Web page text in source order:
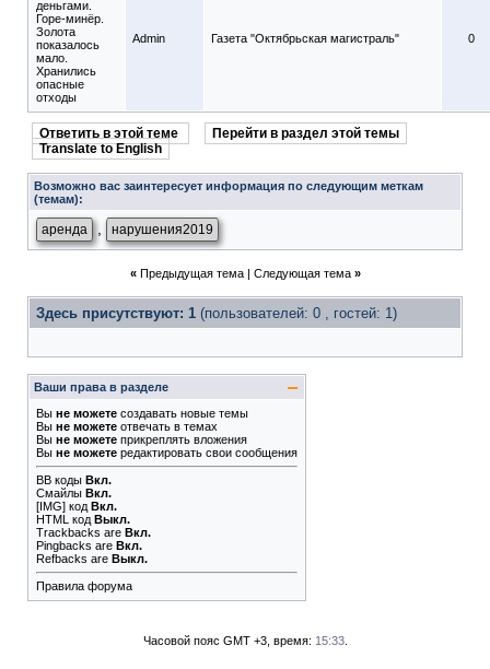
деньгами.
Горе-минёр.
Золота
показалось
мало.
Хранились
опасные
отходы
Admin Газета "Октябрьская магистраль" 0
Ответить в этой теме
Перейти в раздел этой темы
Translate to English
Возможно вас заинтересует информация по следующим меткам
(темам):
аренда нарушения2019
« Предыдущая тема| Следующая тема »
Здесь присутствуют: 1 (пользователей: 0 , гостей: 1)
Ваши права в разделе
Вы не можете создавать новые темы
Вы не можете отвечать в темах
Вы не можете прикреплять вложения
Вы не можете редактировать свои сообщения
BB коды Вкл.
Смайлы Вкл.
[IMG] код Вкл.
HTML код Выкл.
Trackbacks are Вкл.
Pingbacks are Вкл.
Refbacks are Выкл.
Правила форума
Часовой пояс GMT +3, время: 15:33.